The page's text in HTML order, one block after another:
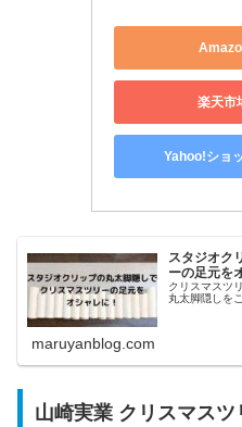
楽天市
Yahoo!ショ
スタジオク
ーの足元を
クリスマスツ
丸太脚隠しを
maruyanblog.com
山崎実業 クリスマス